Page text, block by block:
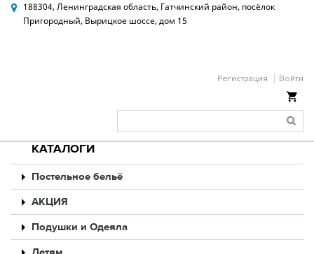
188304, Ленинградская область, Гатчинский район, посёлок
Пригородный, Вырицкое шоссе, дом 15
Регистрация Войти
КАТАЛОГИ
Постельное бельё
АКЦИЯ
Подушки и Одеяла